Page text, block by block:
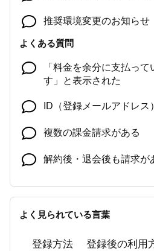
推奨環境変更のお知らせ
よくある質問
「料金を余分に支払っ
す」と表示された
ID（登録メールアドレス
複数の課金請求がある
解約後・退会後も請求が
ラジコプレミアムの解約
ラジコプレミアム エリア
い
よく見られている言葉
登録方法 登録後の利用